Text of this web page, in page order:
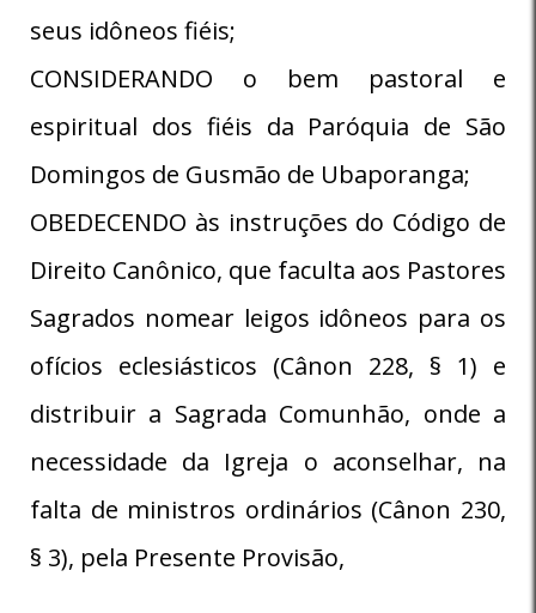
seus idôneos fiéis;
CONSIDERANDO o bem pastoral e
espiritual dos fiéis da Paróquia de São
Domingos de Gusmão de Ubaporanga;
OBEDECENDO às instruções do Código de
Direito Canônico, que faculta aos Pastores
Sagrados nomear leigos idôneos para os
ofícios eclesiásticos (Cânon 228, § 1) e
distribuir a Sagrada Comunhão, onde a
necessidade da Igreja o aconselhar, na
falta de ministros ordinários (Cânon 230,
§ 3), pela Presente Provisão,